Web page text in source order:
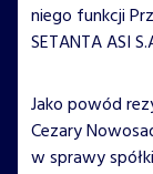
niego funkcji
SETANTA ASI
Jako powód
Cezary
w sprawy spółki